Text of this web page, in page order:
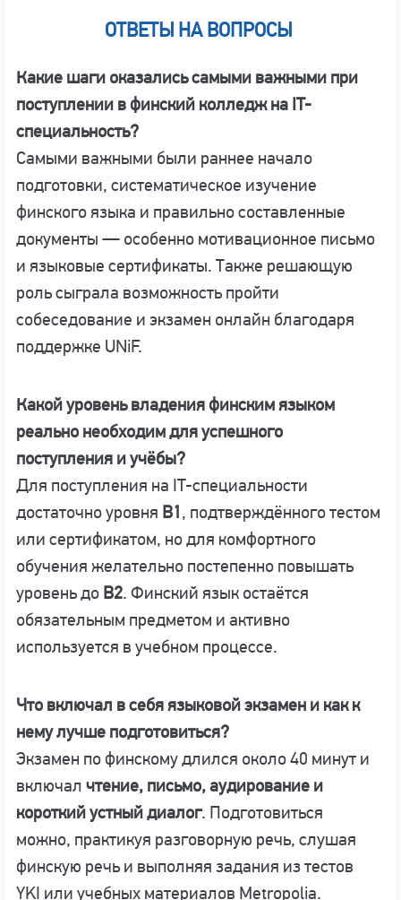
ОТВЕТЫ НА ВОПРОСЫ
Какие шаги оказались самыми важными при
поступлении в финский колледж на IT-
специальность?
Самыми важными были раннее начало
подготовки, систематическое изучение
финского языка и правильно составленные
документы — особенно мотивационное письмо
и языковые сертификаты. Также решающую
роль сыграла возможность пройти
собеседование и экзамен онлайн благодаря
поддержке UNiF.
Какой уровень владения финским языком
реально необходим для успешного
поступления и учёбы?
Для поступления на IT-специальности
достаточно уровня B1, подтверждённого тестом
или сертификатом, но для комфортного
обучения желательно постепенно повышать
уровень до B2. Финский язык остаётся
обязательным предметом и активно
используется в учебном процессе.
Что включал в себя языковой экзамен и как к
нему лучше подготовиться?
Экзамен по финскому длился около 40 минут и
включал чтение, письмо, аудирование и
короткий устный диалог. Подготовиться
можно, практикуя разговорную речь, слушая
финскую речь и выполняя задания из тестов
YKI или учебных материалов Metropolia.